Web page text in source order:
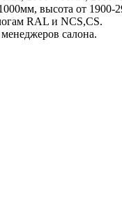
высота от 1900-
RAL и NCS,CS.
салона.